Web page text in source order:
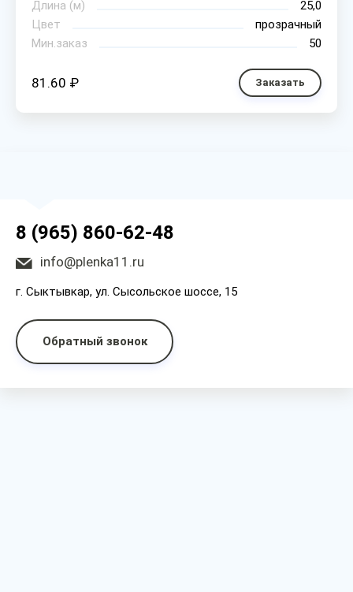
Длина (м)
25,0
Цвет
прозрачный
Мин.заказ
50
81.60 ₽ Заказать
8 (965) 860-62-48
info@plenka11.ru
г. Сыктывкар, ул. Сысольское шоссе, 15
Обратный звонок